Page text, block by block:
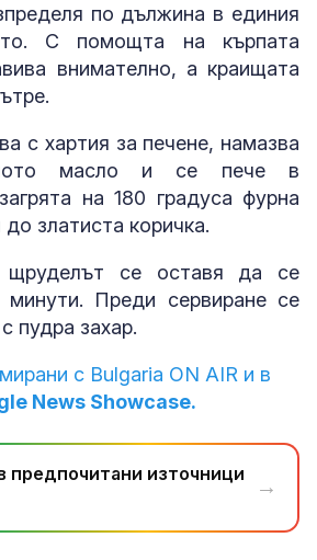
по дължина в единия
С помощта на кърпата
внимателно, а краищата
с хартия за печене, намазва
масло и се пече в
на 180 градуса фурна
златиста коричка.
щруделът се оставя да се
минути. Преди сервиране се
пудра захар.
с Bulgaria ON AIR и в
News Showcase.
предпочитани източници
→